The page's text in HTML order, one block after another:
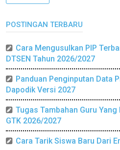
POSTINGAN TERBARU
Cara Mengusulkan PIP
DTSEN Tahun 2026/2027
Panduan Penginputan Data
Dapodik Versi 2027
Tugas Tambahan Guru
GTK 2026/2027
Cara Tarik Siswa Baru Dari